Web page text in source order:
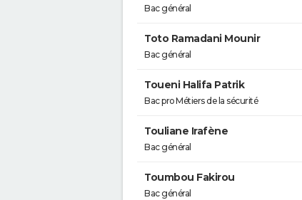
Bac général
Toto Ramadani Mounir
Bac général
Toueni Halifa Patrik
Bac pro Métiers de la sécurité
Touliane Irafène
Bac général
Toumbou Fakirou
Bac général